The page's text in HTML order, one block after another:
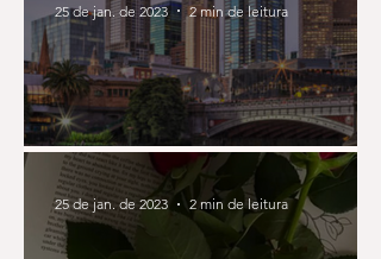
Minha vida em Melbourne
25 de jan. de 2023 2 min de leitura
25 de jan. de 2023 2 min de leitura